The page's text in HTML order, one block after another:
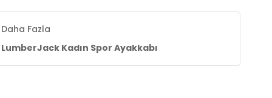
Daha Fazla
LumberJack Kadın Spor Ayakkabı